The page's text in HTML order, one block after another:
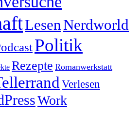
LesenNerdworld
Politik
Rezepte Romanwerkstatt
Verlesen
Work